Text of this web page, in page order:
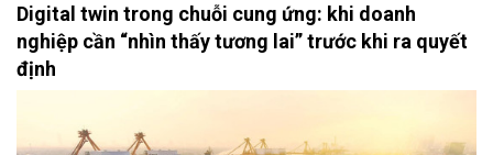
Digital twin trong chuỗi cung ứng: khi doanh
nghiệp cần “nhìn thấy tương lai” trước khi ra quyết
định